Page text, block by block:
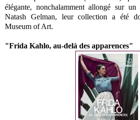
élégante, nonchalamment allongé sur
Natash Gelman, leur collection a été
Museum of Art.
"Frida Kahlo, au-delà des apparences"